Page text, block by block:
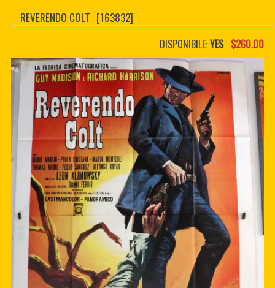
CONTATTO
CUSTOM PDF
REVERENDO COLT [163832]
DISPONIBILE:YES $260.00